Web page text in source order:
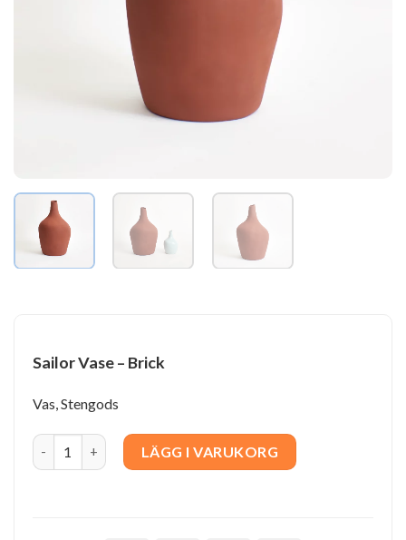
Sailor Vase – Brick
Vas, Stengods
Sailor Vase - Brick quantityLÄGG I VARUKORG